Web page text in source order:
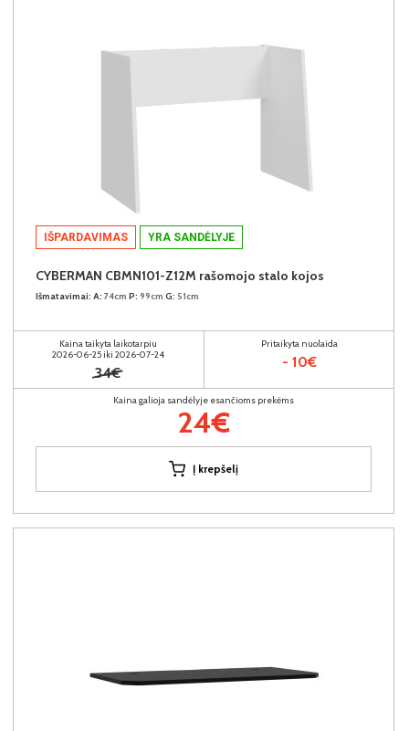
IŠPARDAVIMAS YRA SANDĖLYJE
CYBERMAN CBMN101-Z12M rašomojo stalo kojos
Išmatavimai: A: 74cm P: 99cm G: 51cm
Kaina taikyta laikotarpiu
2026-06-25 iki 2026-07-24
34€
Pritaikyta nuolaida
- 10€
Kaina galioja sandėlyje esančioms prekėms
24€
Į krepšelį